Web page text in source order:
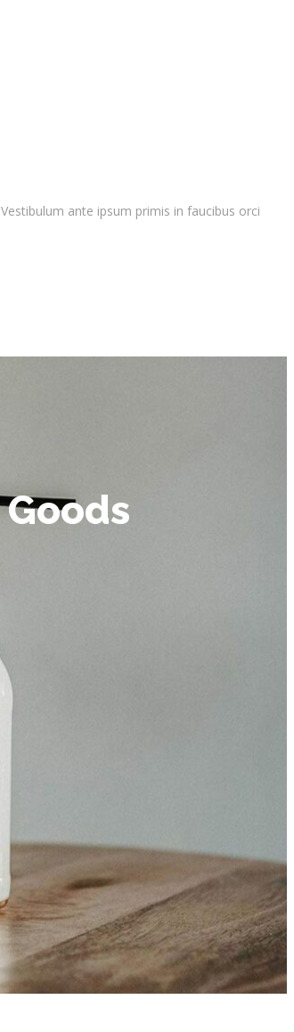
ante ipsum primis in faucibus orci